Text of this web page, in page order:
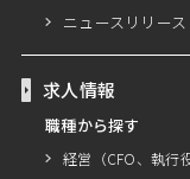
ニュースリリース
求人情報
職種から探す
経営（CFO、執行